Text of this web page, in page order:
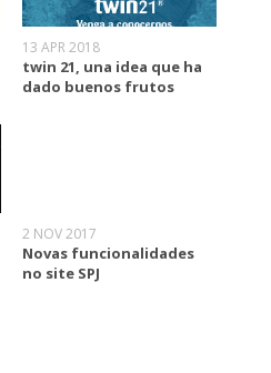
13 APR 2018
twin 21, una idea que ha
dado buenos frutos
2 NOV 2017
Novas funcionalidades
no site SPJ